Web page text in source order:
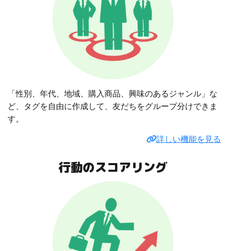
「性別、年代、地域、購入商品、興味のあるジャンル」な
ど、タグを自由に作成して、友だちをグループ分けできま
す。
詳しい機能を見る
行動のスコアリング